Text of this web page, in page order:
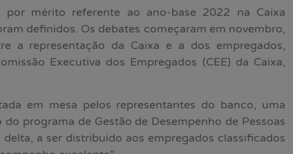
mérito referente ao ano-base 2022 na Caixa
definidos. Os debates começaram em novembro,
a representação da Caixa e a dos empregados,
Executiva dos Empregados (CEE) da Caixa,
em mesa pelos representantes do banco, uma
programa de Gestão de Desempenho de Pessoas
a ser distribuído aos empregados classificados